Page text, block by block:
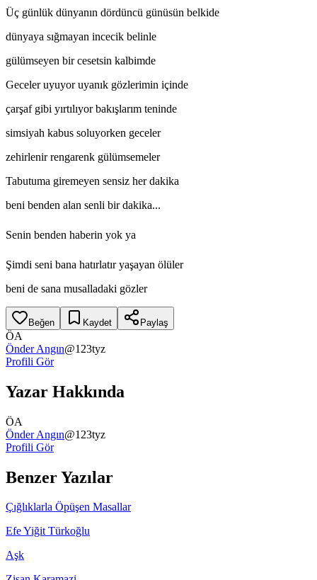
Üç günlük dünyanın dördüncü günüsün belkide
dünyaya sığmayan incecik belinle
gülümseyen bir cesetsin kalbimde
Geceler uyuyor uyanık gözlerimin içinde
çarşaf gibi yırtılıyor bakışlarım teninde
simsiyah kabus soluyorken geceler
zehirlenir rengarenk gülümsemeler
Tabutuma giremeyen sensiz her dakika
beni benden alan senli bir dakika...
Senin benden haberin yok ya
Şimdi seni bana hatırlatır yaşayan ölüler
beni de sana musalladaki gözler
Beğen Kaydet Paylaş
ÖA
Önder Angın@123tyz
Profili Gör
Yazar Hakkında
ÖA
Önder Angın@123tyz
Profili Gör
Benzer Yazılar
Çığlıklarla Öpüşen Masallar
Efe Yiğit Türkoğlu
Aşk